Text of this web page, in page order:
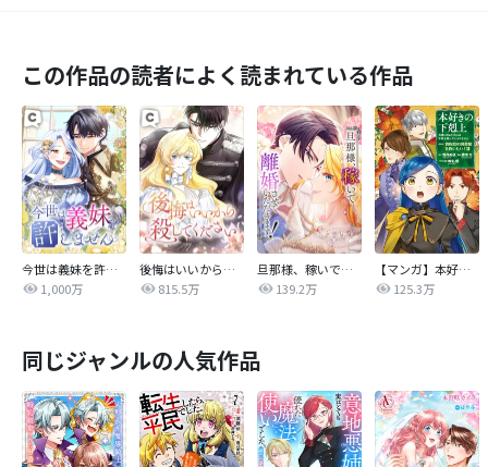
この作品の読者によく読まれている作品
今世は義妹を許しません
1,000万
後悔はいいから殺してください
815.5万
旦那様、稼いで離婚させていただきます！
139.2万
【マンガ】本好きの下剋上 第四部
125.3万
同じジャンルの人気作品